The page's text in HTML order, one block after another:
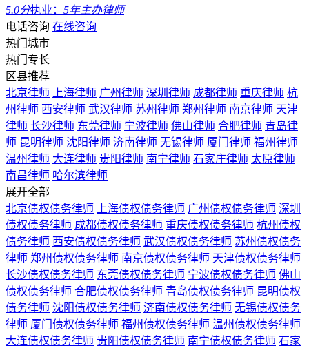
5.0分执业： 5年主办律师
电话咨询 在线咨询
热门城市
热门专长
区县推荐
北京律师
上海律师 广州律师 深圳律师 成都律师 重庆律师 杭
州律师 西安律师 武汉律师 苏州律师 郑州律师 南京律师 天津
律师 长沙律师 东莞律师 宁波律师 佛山律师 合肥律师 青岛律
师 昆明律师 沈阳律师 济南律师 无锡律师 厦门律师 福州律师
温州律师 大连律师 贵阳律师 南宁律师 石家庄律师 太原律师
南昌律师 哈尔滨律师
展开全部
北京债权债务律师
上海债权债务律师 广州债权债务律师 深圳
债权债务律师 成都债权债务律师 重庆债权债务律师 杭州债权
债务律师 西安债权债务律师 武汉债权债务律师 苏州债权债务
律师 郑州债权债务律师 南京债权债务律师 天津债权债务律师
长沙债权债务律师 东莞债权债务律师 宁波债权债务律师 佛山
债权债务律师 合肥债权债务律师 青岛债权债务律师 昆明债权
债务律师 沈阳债权债务律师 济南债权债务律师 无锡债权债务
律师 厦门债权债务律师 福州债权债务律师 温州债权债务律师
大连债权债务律师 贵阳债权债务律师 南宁债权债务律师 石家